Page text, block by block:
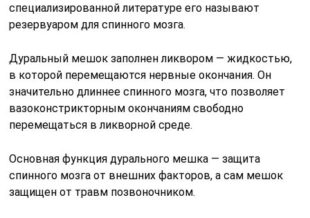
специализированной литературе его называют
резервуаром для спинного мозга.
Дуральный мешок заполнен ликвором — жидкостью,
в которой перемещаются нервные окончания. Он
значительно длиннее спинного мозга, что позволяет
вазоконстрикторным окончаниям свободно
перемещаться в ликворной среде.
Основная функция дурального мешка — защита
спинного мозга от внешних факторов, а сам мешок
защищен от травм позвоночником.